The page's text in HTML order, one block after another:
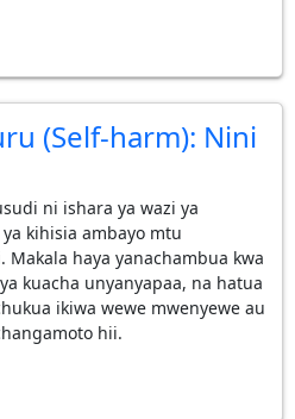
(Self-harm): Nini
ni ishara ya wazi ya
kihisia ambayo mtu
haya yanachambua kwa
kuacha unyanyapaa, na hatua
ikiwa wewe mwenyewe au
hii.